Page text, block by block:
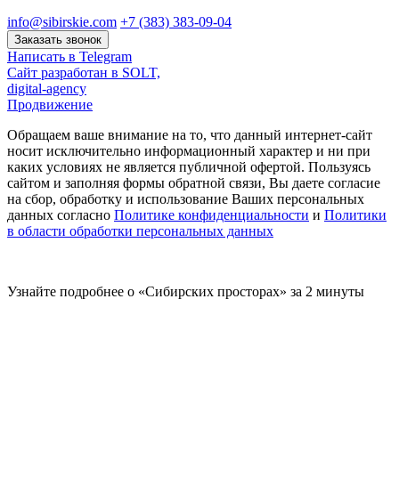
info@sibirskie.com +7 (383) 383-09-04
Заказать звонок
Написать в Telegram
Сайт разработан в SOLT,
digital-agency
Продвижение
Обращаем ваше внимание на то, что данный интернет-сайт
носит исключительно информационный характер и ни при
каких условиях не является публичной офертой. Пользуясь
сайтом и заполняя формы обратной связи, Вы даете согласие
на сбор, обработку и использование Ваших персональных
данных согласно Политике конфиденциальности и Политики
в области обработки персональных данных
Узнайте подробнее о «Сибирских просторах» за 2 минуты